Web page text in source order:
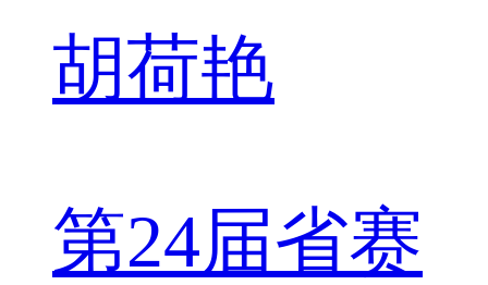
胡荷艳
第24届省赛